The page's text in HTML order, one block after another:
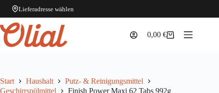
Lieferadresse wählen
Zum
Inhalt
springen
Warenkorb
0,00€
Start Haushalt
Putz- & Reinigungsmittel
Geschirrspülmittel
Finish Power Maxi 62 Tabs 992g